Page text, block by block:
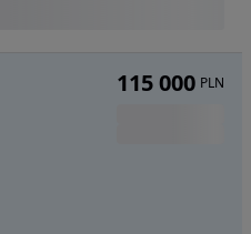
115 000 PLN